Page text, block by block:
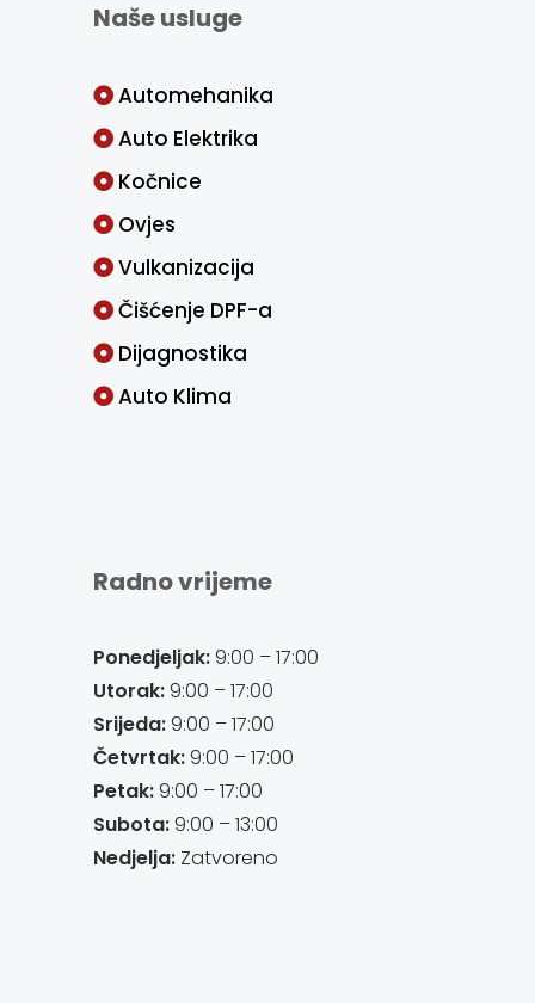
Naše usluge
Automehanika
Auto Elektrika
Kočnice
Ovjes
Vulkanizacija
Čišćenje DPF-a
Dijagnostika
Auto Klima
Radno vrijeme
Ponedjeljak:9:00 – 17:00
Utorak:9:00 – 17:00
Srijeda:9:00 – 17:00
Četvrtak:9:00 – 17:00
Petak:9:00 – 17:00
Subota:9:00 – 13:00
Nedjelja:Zatvoreno